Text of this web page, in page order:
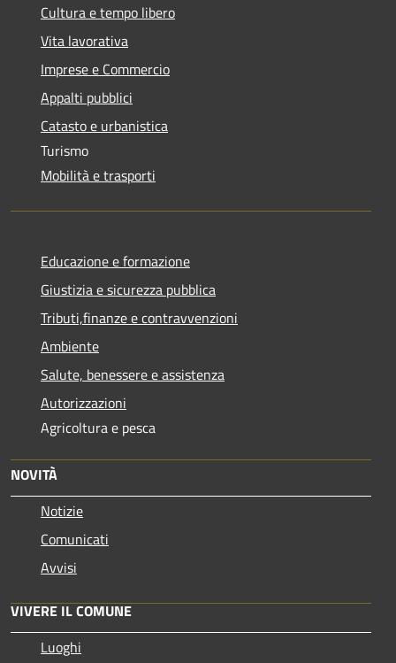
Cultura e tempo libero
Vita lavorativa
Imprese e Commercio
Appalti pubblici
Catasto e urbanistica
Turismo
Mobilità e trasporti
Educazione e formazione
Giustizia e sicurezza pubblica
Tributi,finanze e contravvenzioni
Ambiente
Salute, benessere e assistenza
Autorizzazioni
Agricoltura e pesca
NOVITÀ
Notizie
Comunicati
Avvisi
VIVERE IL COMUNE
Luoghi